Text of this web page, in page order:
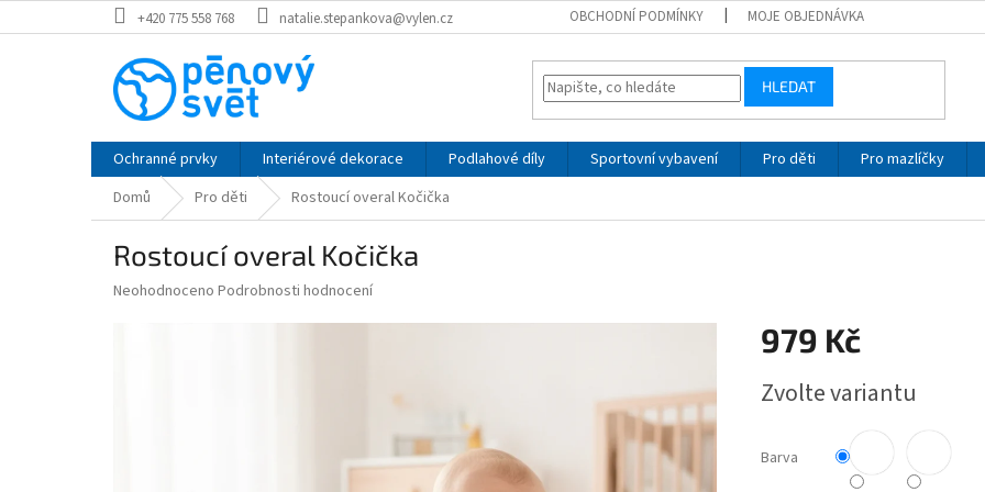
na
+420 775 558 768 natalie.stepankova@vylen.cz OBCHODNÍ PODMÍNKY MOJE OBJEDNÁVKA
HLEDAT
Ochranné prvky Interiérové dekorace Podlahové díly Sportovní vybavení Pro děti Pro mazlíčky
Domů
Pro děti Rostoucí overal Kočička
Rostoucí overal Kočička
Průměrné
Neohodnoceno Podrobnosti hodnocení
979 Kč
cena:
Zvolte variantu
Barva